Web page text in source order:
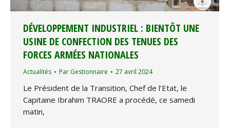
DÉVELOPPEMENT INDUSTRIEL : BIENTÔT UNE
USINE DE CONFECTION DES TENUES DES
FORCES ARMÉES NATIONALES
Actualités Par Gestionnaire 27 avril 2024
Le Président de la Transition, Chef de l’Etat, le
Capitaine Ibrahim TRAORE a procédé, ce samedi
matin,